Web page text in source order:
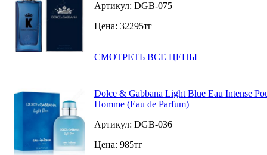
Артикул: DGB-075
Цена: 32295тг
СМОТРЕТЬ ВСЕ ЦЕНЫ
Dolce & Gabbana Light Blue Eau Intense
Homme (Eau de Parfum)
Артикул: DGB-036
Цена: 985тг